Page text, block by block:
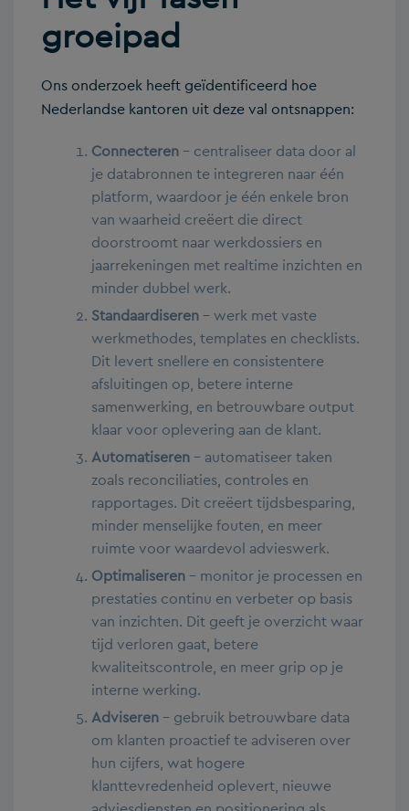
groeipad
Ons onderzoek heeft geïdentificeerd hoe
Nederlandse kantoren uit deze val ontsnappen:
Connecteren – centraliseer data door al
je databronnen te integreren naar één
platform, waardoor je één enkele bron
van waarheid creëert die direct
doorstroomt naar werkdossiers en
jaarrekeningen met realtime inzichten en
minder dubbel werk.
Standaardiseren – werk met vaste
werkmethodes, templates en checklists.
Dit levert snellere en consistentere
afsluitingen op, betere interne
samenwerking, en betrouwbare output
klaar voor oplevering aan de klant.
Automatiseren – automatiseer taken
zoals reconciliaties, controles en
rapportages. Dit creëert tijdsbesparing,
minder menselijke fouten, en meer
ruimte voor waardevol advieswerk.
Optimaliseren – monitor je processen en
prestaties continu en verbeter op basis
van inzichten. Dit geeft je overzicht waar
tijd verloren gaat, betere
kwaliteitscontrole, en meer grip op je
interne werking.
Adviseren – gebruik betrouwbare data
om klanten proactief te adviseren over
hun cijfers, wat hogere
klanttevredenheid oplevert, nieuwe